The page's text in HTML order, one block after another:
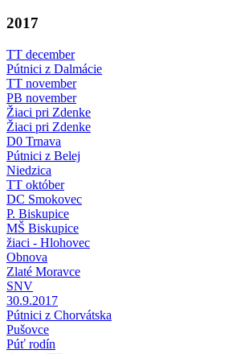
2017
TT december
Pútnici z Dalmácie
TT november
PB november
Žiaci pri Zdenke
Žiaci pri Zdenke
D0 Trnava
Pútnici z Belej
Niedzica
TT október
DC Smokovec
P. Biskupice
MŠ Biskupice
žiaci - Hlohovec
Obnova
Zlaté Moravce
SNV
30.9.2017
Pútnici z Chorvátska
Pušovce
Púť rodín